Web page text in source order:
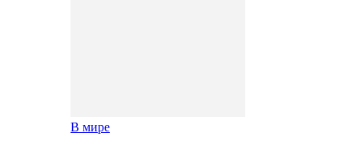
В мире